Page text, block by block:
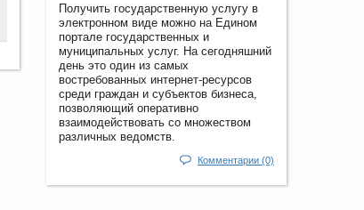
Получить государственную услугу в
электронном виде можно на Едином
портале государственных и
муниципальных услуг. На сегодняшний
день это один из самых
востребованных интернет-ресурсов
среди граждан и субъектов бизнеса,
позволяющий оперативно
взаимодействовать со множеством
различных ведомств.
Комментарии (0)